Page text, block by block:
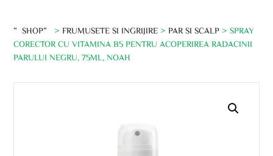
”SHOP” >FRUMUSETE SI INGRIJIRE >PAR SI SCALP > SPRAY
CORECTOR CU VITAMINA B5 PENTRU ACOPERIREA RADACINII
PARULUI NEGRU, 75ML, NOAH